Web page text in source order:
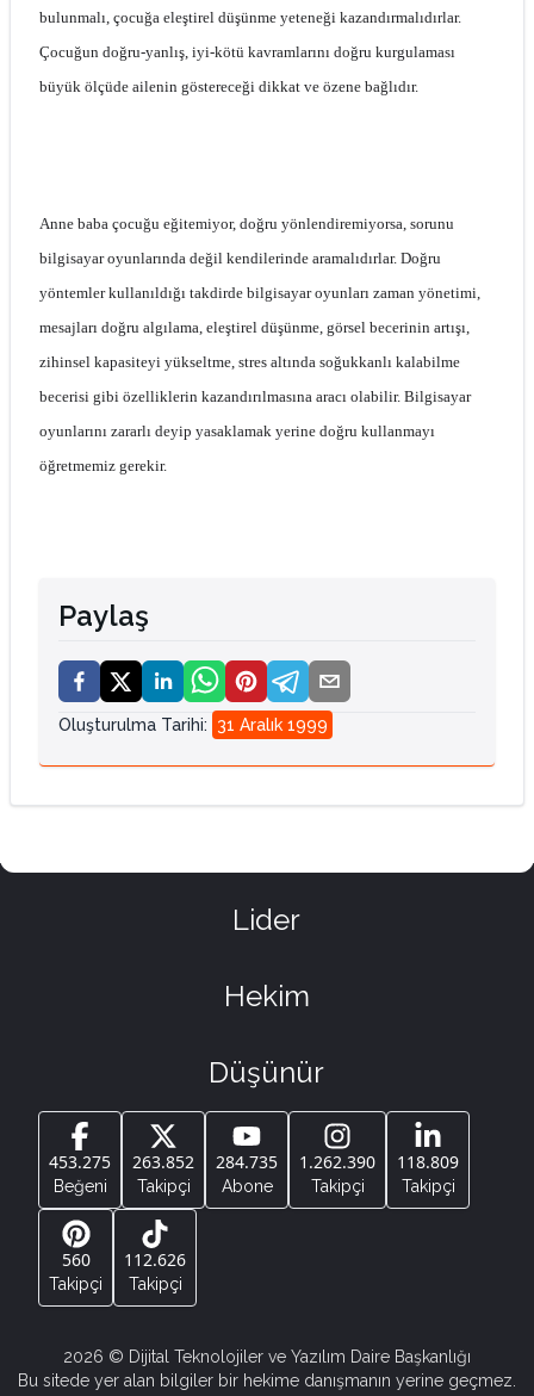
bulunmalı, çocuğa eleştirel düşünme yeteneği kazandırmalıdırlar.
Çocuğun doğru-yanlış, iyi-kötü kavramlarını doğru kurgulaması
büyük ölçüde ailenin göstereceği dikkat ve özene bağlıdır.
Anne baba çocuğu eğitemiyor, doğru yönlendiremiyorsa, sorunu
bilgisayar oyunlarında değil kendilerinde aramalıdırlar. Doğru
yöntemler kullanıldığı takdirde bilgisayar oyunları zaman yönetimi,
mesajları doğru algılama, eleştirel düşünme, görsel becerinin artışı,
zihinsel kapasiteyi yükseltme, stres altında soğukkanlı kalabilme
becerisi gibi özelliklerin kazandırılmasına aracı olabilir. Bilgisayar
oyunlarını zararlı deyip yasaklamak yerine doğru kullanmayı
öğretmemiz gerekir.
Paylaş
Oluşturulma Tarihi: 31 Aralık 1999
Lider
Hekim
Düşünür
453.275
Beğeni
263.852
Takipçi
284.735
Abone
1.262.390
Takipçi
118.809
Takipçi
560
Takipçi
112.626
Takipçi
2026 © Dijital Teknolojiler ve Yazılım Daire Başkanlığı
Bu sitede yer alan bilgiler bir hekime danışmanın yerine geçmez.